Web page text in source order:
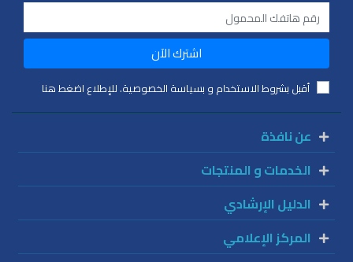
اشترك الآن
أقبل بشروط الاستخدام و بسياسة الخصوصية. للإطلاع اضغط هنا
عن نافذة
الخدمات و المنتجات
الدليل الإرشادي
المركز الإعلامي